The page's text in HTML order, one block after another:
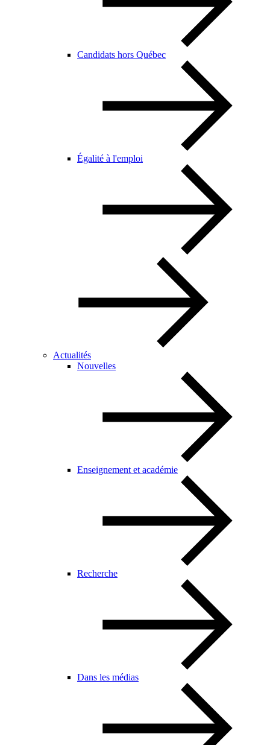
Candidats hors Québec
Égalité à l'emploi
Actualités
Nouvelles
Enseignement et académie
Recherche
Dans les médias